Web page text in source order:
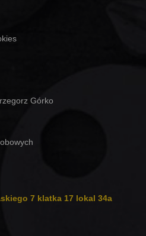
Górko
7 klatka 17 lokal 34a